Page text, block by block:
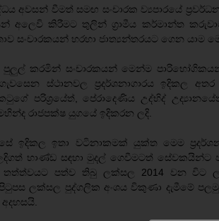
අවසන් වීමත් සමඟ සංචාරක ව්‍යපාරයේ
අලෙවි කිරීමට තුලින් ග්‍රාමීය කර්මාන්ත
සංචාරකයන් හරහා ජාත්‍යන්තරයට ගෙන යාම
කරමින් සංචාරකයන් මෙන්ම
ස්ථානවල ප්‍රදර්ශනාගාරය ඉදිකල
පරිශ්‍රයේත්, පේරාදෙණිය උද්භිද්
රාජපක්ෂ යුගයේ ඉදිකරන ලදි.
ඉදිකල ඉතා වටිනාකමක් යුක්ත මෙම
භාණ්ඩ සඳහා මුදල් ගෙවීමටත් සේවකයින්ට
පත්ව තිබු ලක්සල 2014 වන විට
ලක්සල පුද්ගලික අංශය විකුණා දැමීමේ